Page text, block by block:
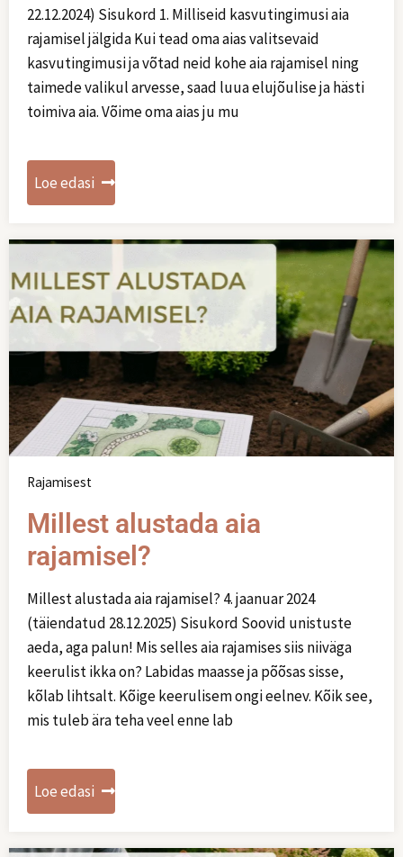
22.12.2024) Sisukord 1. Milliseid kasvutingimusi aia
rajamisel jälgida Kui tead oma aias valitsevaid
kasvutingimusi ja võtad neid kohe aia rajamisel ning
taimede valikul arvesse, saad luua elujõulise ja hästi
toimiva aia. Võime oma aias ju mu
Loe edasi
Rajamisest
Millest alustada aia
rajamisel?
Millest alustada aia rajamisel? 4. jaanuar 2024
(täiendatud 28.12.2025) Sisukord Soovid unistuste
aeda, aga palun! Mis selles aia rajamises siis niiväga
keerulist ikka on? Labidas maasse ja põõsas sisse,
kõlab lihtsalt. Kõige keerulisem ongi eelnev. Kõik see,
mis tuleb ära teha veel enne lab
Loe edasi